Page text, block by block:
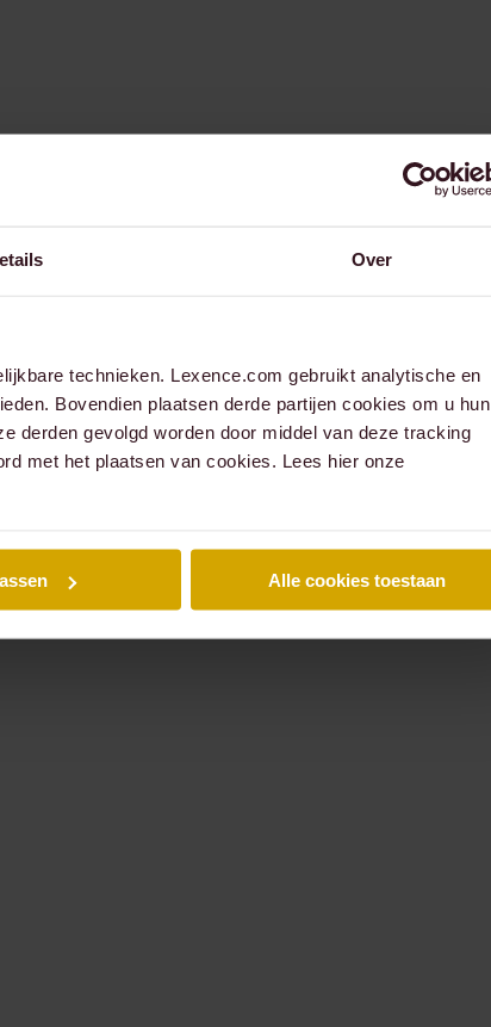
Over
technieken. Lexence.com gebruikt analytische en
Bovendien plaatsen derde partijen cookies om u hun
derden gevolgd worden door middel van deze tracking
met het plaatsen van cookies. Lees hier onze
Alle cookies toestaan